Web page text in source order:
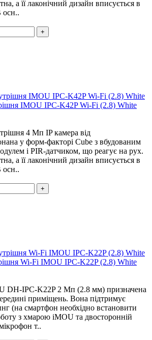
а її лаконічний дизайн вписується в
осн..
+
IMOU IPC-K42P Wi-Fi (2.8) White
4 Мп IP камера від
у форм-факторі Cube з вбудованим
і PIR-датчиком, що реагує на рух.
а її лаконічний дизайн вписується в
осн..
+
Wi-Fi IMOU IPC-K22P (2.8) White
DH-IPC-K22P 2 Мп (2.8 мм) призначена
приміщень. Вона підтримує
(на смартфон необхідно встановити
з хмарою iMOU та двосторонній
т..